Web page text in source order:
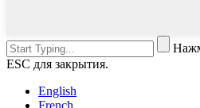
ESC для закрытия.
English
French